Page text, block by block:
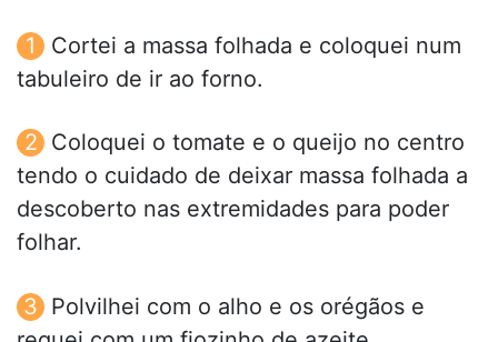
Cortei a massa folhada e coloquei num
tabuleiro de ir ao forno.
Coloquei o tomate e o queijo no centro
tendo o cuidado de deixar massa folhada a
descoberto nas extremidades para poder
folhar.
Polvilhei com o alho e os orégãos e